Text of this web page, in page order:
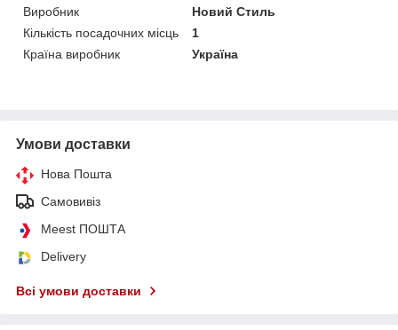
Виробник
Новий Стиль
Кількість посадочних місць
1
Країна виробник
Україна
Умови доставки
Нова Пошта
Самовивіз
Meest ПОШТА
Delivery
Всі умови доставки